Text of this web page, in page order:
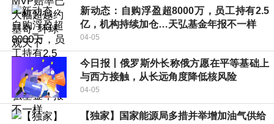
新动态：自购浮盈超8000万，员工持有2.5
亿，机构持续加仓…天弘基金年报不一样
04-05
今日报丨俄罗斯外长称俄方愿在平等基础上
与西方接触，从长远角度降低核风险
04-05
【独家】国家能源局多措并举增加油气供给